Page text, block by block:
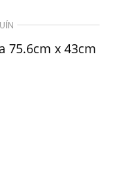
75.6cm x 43cm